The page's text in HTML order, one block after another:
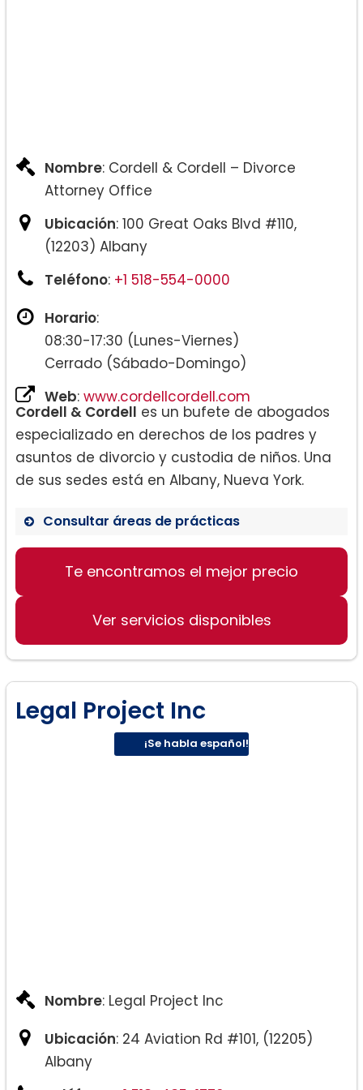
Nombre: Cordell & Cordell – Divorce
Attorney Office
Ubicación: 100 Great Oaks Blvd #110,
(12203) Albany
Teléfono: +1 518-554-0000
Horario:
08:30-17:30 (Lunes-Viernes)
Cerrado (Sábado-Domingo)
Web: www.cordellcordell.com
Cordell & Cordell es un bufete de abogados
especializado en derechos de los padres y
asuntos de divorcio y custodia de niños. Una
de sus sedes está en Albany, Nueva York.
Consultar áreas de prácticas
Divorcio
Propiedades
– Procedimientos de desacato
– Derecho de familia militar
– Acuerdos prenupciales
Te encontramos el mejor precio
Ver servicios disponibles
Legal Project Inc
¡Se habla español!
Nombre: Legal Project Inc
Ubicación: 24 Aviation Rd #101, (12205)
Albany